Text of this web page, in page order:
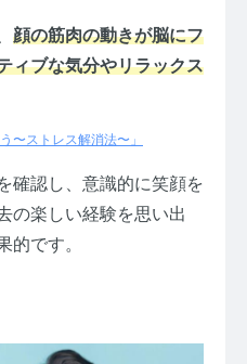
顔の筋肉の動きが脳にフ
ィブな気分やリラックス
〜ストレス解消法〜」
確認し、意識的に笑顔を
の楽しい経験を思い出
的です。